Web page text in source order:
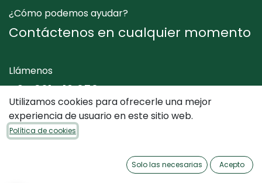
¿Cómo podemos ayudar?
Contáctenos en cualquier momento
Llámenos
+34 961 412 050
Envíenos un mensaje
Utilizamos cookies para ofrecerle una mejor
experiencia de usuario en este sitio web.
Política de cookies
Solo las necesarias Acepto